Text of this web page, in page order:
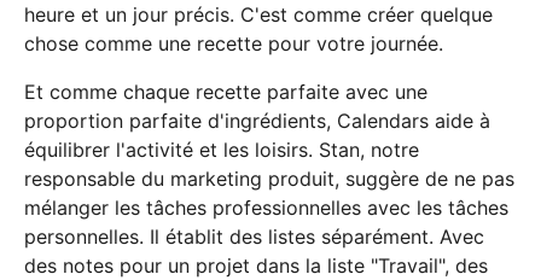
heure et un jour précis. C'est comme créer quelque
chose comme une recette pour votre journée.
Et comme chaque recette parfaite avec une
proportion parfaite d'ingrédients, Calendars aide à
équilibrer l'activité et les loisirs. Stan, notre
responsable du marketing produit, suggère de ne pas
mélanger les tâches professionnelles avec les tâches
personnelles. Il établit des listes séparément. Avec
des notes pour un projet dans la liste "Travail", des